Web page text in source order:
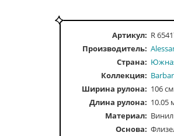
Артикул: R
Производитель:
Страна:
Коллекция:
Ширина рулона: 106 см
Длина рулона: 10.05
Материал: Винил
Основа: